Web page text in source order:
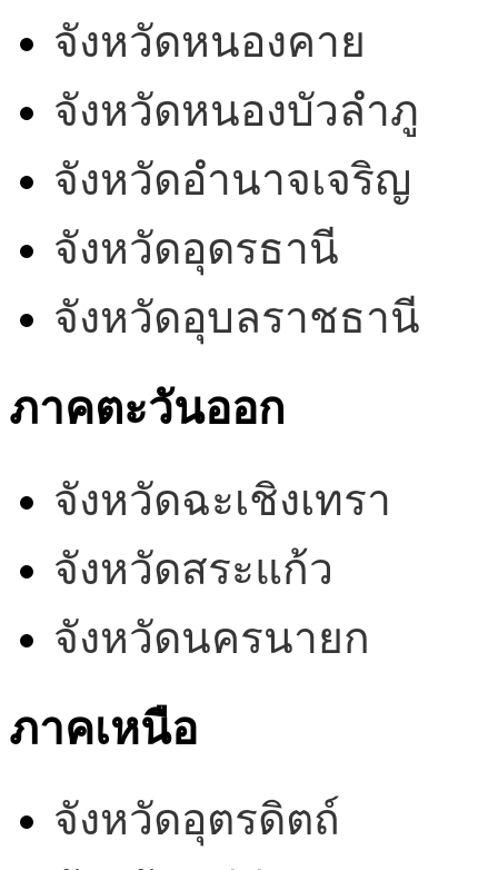
จังหวัดหนองคาย
จังหวัดหนองบัวลำภู
จังหวัดอำนาจเจริญ
จังหวัดอุดรธานี
จังหวัดอุบลราชธานี
ภาคตะวันออก
จังหวัดฉะเชิงเทรา
จังหวัดสระแก้ว
จังหวัดนครนายก
ภาคเหนือ
จังหวัดอุตรดิตถ์